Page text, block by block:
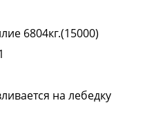
6804кг.(15000)
на лебедку